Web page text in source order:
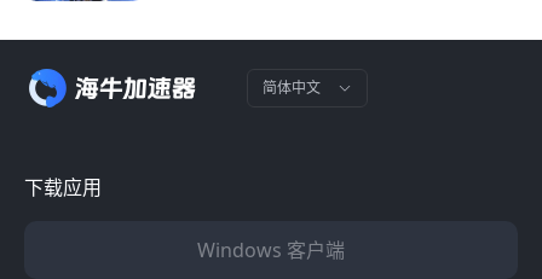
简体中文
下载应用
Windows 客户端